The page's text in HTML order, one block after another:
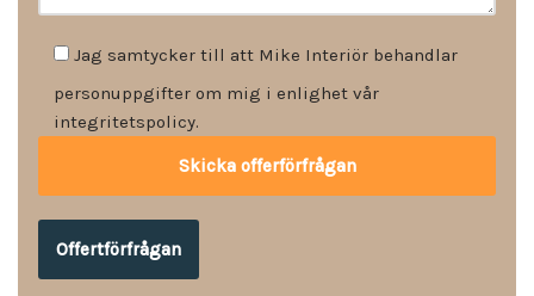
Jag samtycker till att Mike Interiör behandlar
personuppgifter om mig i enlighet vår
integritetspolicy.
Offertförfrågan